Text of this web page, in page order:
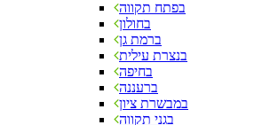
בפתח תקווה
בחולון
ברמת גן
בנצרת עילית
בחיפה
ברעננה
במבשרת ציון
בגני תקווה